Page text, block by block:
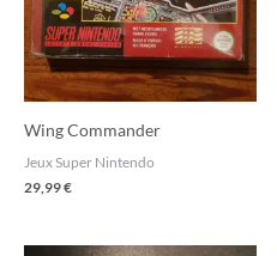
Wing Commander
Jeux Super Nintendo
29,99€